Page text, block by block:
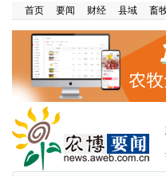
首页 要闻 财经 县域 畜